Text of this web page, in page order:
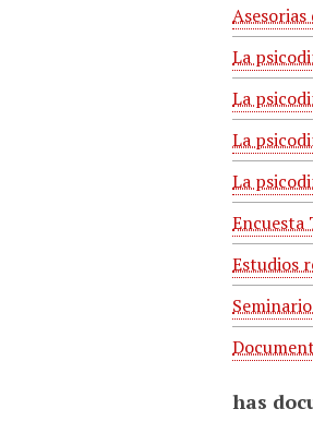
Asesorias
La
La
La
La
Encuesta
Estudios
has